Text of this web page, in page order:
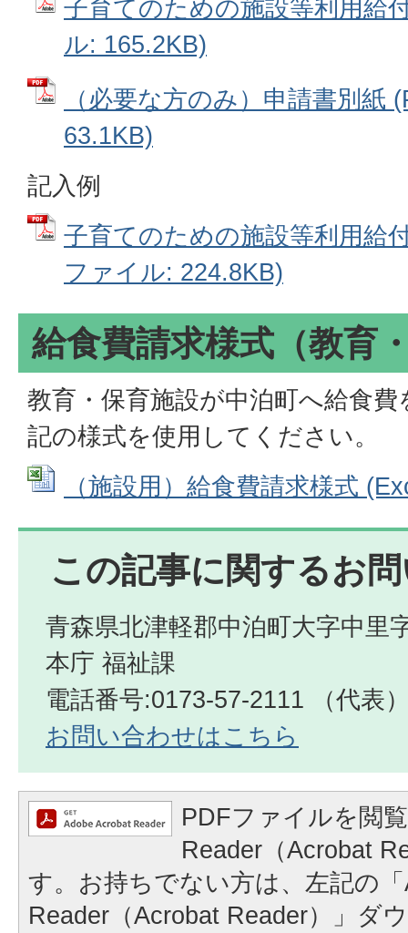
子育てのための施設等利用給
ル: 165.2KB)
（必要な方のみ）申請書別紙
63.1KB)
記入例
子育てのための施設等利用給
ファイル: 224.8KB)
給食費請求様式（教育
教育・保育施設が中泊町へ給食
記の様式を使用してください。
（施設用）給食費請求様式
この記事に関するお
青森県北津軽郡中泊町大字中里
本庁 福祉課
電話番号:0173-57-2111 （代表
お問い合わせはこちら
PDFファイルを閲
Reader（Acrobat
す。お持ちでない方は、左記の
Reader（Acrobat Reader）」ダ